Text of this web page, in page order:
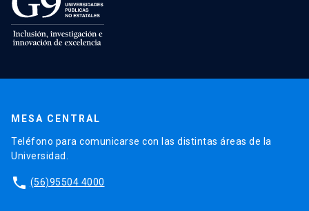
MESA CENTRAL
Teléfono para comunicarse con las distintas áreas de la
Universidad.
phone (56)95504 4000